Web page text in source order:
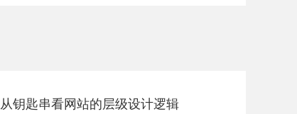
从钥匙串看网站的层级设计逻辑